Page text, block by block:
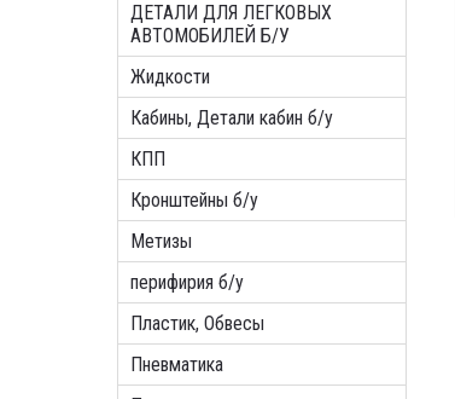
ДЕТАЛИ ДЛЯ ЛЕГКОВЫХ
АВТОМОБИЛЕЙ Б/У
Жидкости
Кабины, Детали кабин б/у
КПП
Кронштейны б/у
Метизы
перифирия б/у
Пластик, Обвесы
Пневматика